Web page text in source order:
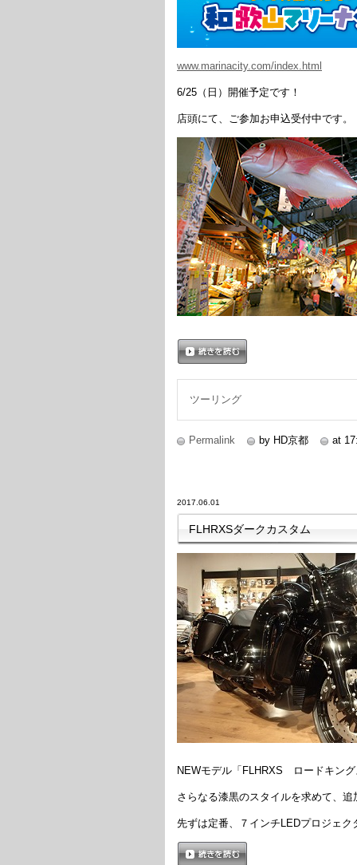
www.marinacity.com/index.html
6/25（日）開催予定です！
店頭にて、ご参加お申込受付中です。
ツーリング
Permalink by HD京都 at
2017.06.01
FLHRXSダークカスタム
NEWモデル「FLHRXS ロードキン
さらなる漆黒のスタイルを求めて、
先ずは定番、７インチLEDプロジェク